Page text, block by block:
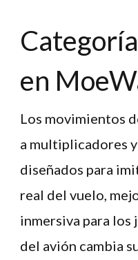
en
Los movimientos
a multiplicadores
diseñados para
real del vuelo,
inmersiva para los
del avión cambia